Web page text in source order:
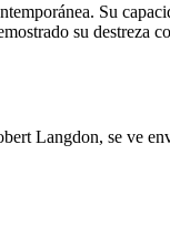
Su
su destreza
Langdon, se ve